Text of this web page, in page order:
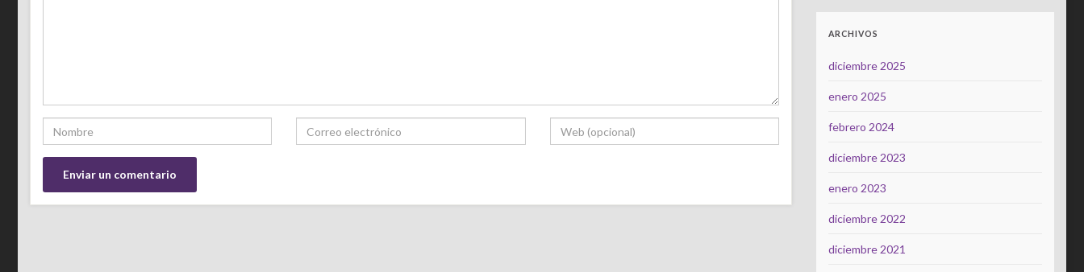
ARCHIVOS
diciembre 2025
enero 2025
febrero 2024
diciembre 2023
enero 2023
diciembre 2022
diciembre 2021